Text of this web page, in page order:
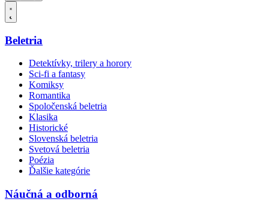
Beletria
Detektívky, trilery a horory
Sci-fi a fantasy
Komiksy
Romantika
Spoločenská beletria
Klasika
Historické
Slovenská beletria
Svetová beletria
Poézia
Ďalšie kategórie
Náučná a odborná